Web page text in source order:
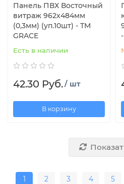
Панель ПВХ Восточный
витраж 962х484мм
(0,3мм) (уп.10шт) - ТМ
GRACE
Есть в наличии
42.30 Руб./ шт
В корзину
1 2 3 4 5